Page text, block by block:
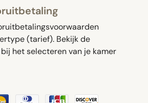
(tarief). Bekijk de
het selecteren van je kamer